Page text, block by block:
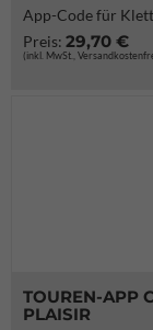
App-Code für
Preis: 29,70 €
(inkl. MwSt.,
TOUREN-APP
PLAISIR